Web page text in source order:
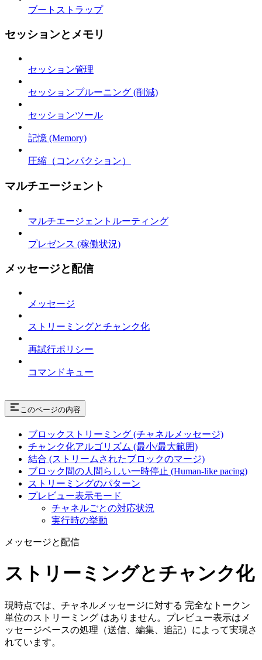
ブートストラップ
セッションとメモリ
セッション管理
セッションプルーニング (削減)
セッションツール
記憶 (Memory)
圧縮（コンパクション）
マルチエージェント
マルチエージェントルーティング
プレゼンス (稼働状況)
メッセージと配信
メッセージ
ストリーミングとチャンク化
再試行ポリシー
コマンドキュー
このページの内容
ブロックストリーミング (チャネルメッセージ)
チャンク化アルゴリズム (最小/最大範囲)
結合 (ストリームされたブロックのマージ)
ブロック間の人間らしい一時停止 (Human-like pacing)
ストリーミングのパターン
プレビュー表示モード
チャネルごとの対応状況
実行時の挙動
メッセージと配信
ストリーミングとチャンク化
現時点では、チャネルメッセージに対する 完全なトークン
単位のストリーミング はありません。プレビュー表示はメ
ッセージベースの処理（送信、編集、追記）によって実現さ
れています。